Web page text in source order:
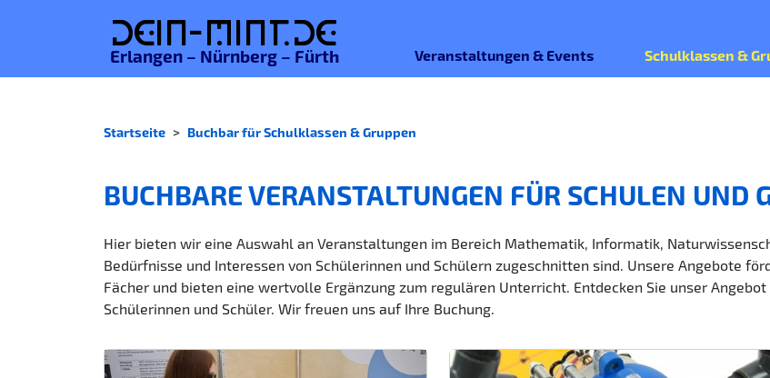
Dein-MINT.de
Erlangen – Nürnberg – Fürth Veranstaltungen & Events Schulklassen &
Startseite Buchbar für Schulklassen & Gruppen
BUCHBARE VERANSTALTUNGEN FÜR SCHULEN UND
Hier bieten wir eine Auswahl an Veranstaltungen im Bereich Mathematik, Informatik,
Bedürfnisse und Interessen von Schülerinnen und Schülern zugeschnitten sind. Unsere Angebote
Fächer und bieten eine wertvolle Ergänzung zum regulären Unterricht. Entdecken Sie unser
Schülerinnen und Schüler. Wir freuen uns auf Ihre Buchung.